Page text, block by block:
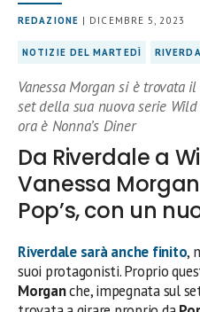
REDAZIONE | DICEMBRE 5, 2023
NOTIZIE DEL MARTEDÌ
Vanessa Morgan si è trovata
set della sua nuova serie
ora è Nonna’s Diner
Da Riverdale a
Vanessa
Pop’s, con un
Riverdale sarà anche finito,
suoi protagonisti. Proprio
Morganche, impegnata sul